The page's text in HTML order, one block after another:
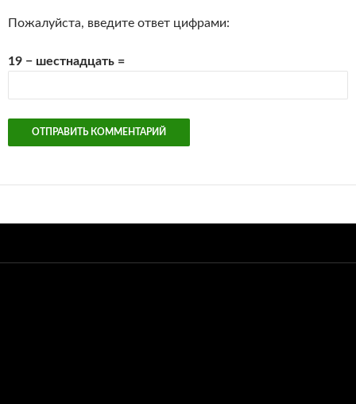
Пожалуйста, введите ответ цифрами:
19 − шестнадцать =